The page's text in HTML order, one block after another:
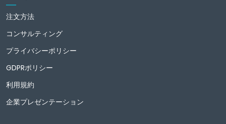
注文方法
コンサルティング
プライバシーポリシー
GDPRポリシー
利用規約
企業プレゼンテーション